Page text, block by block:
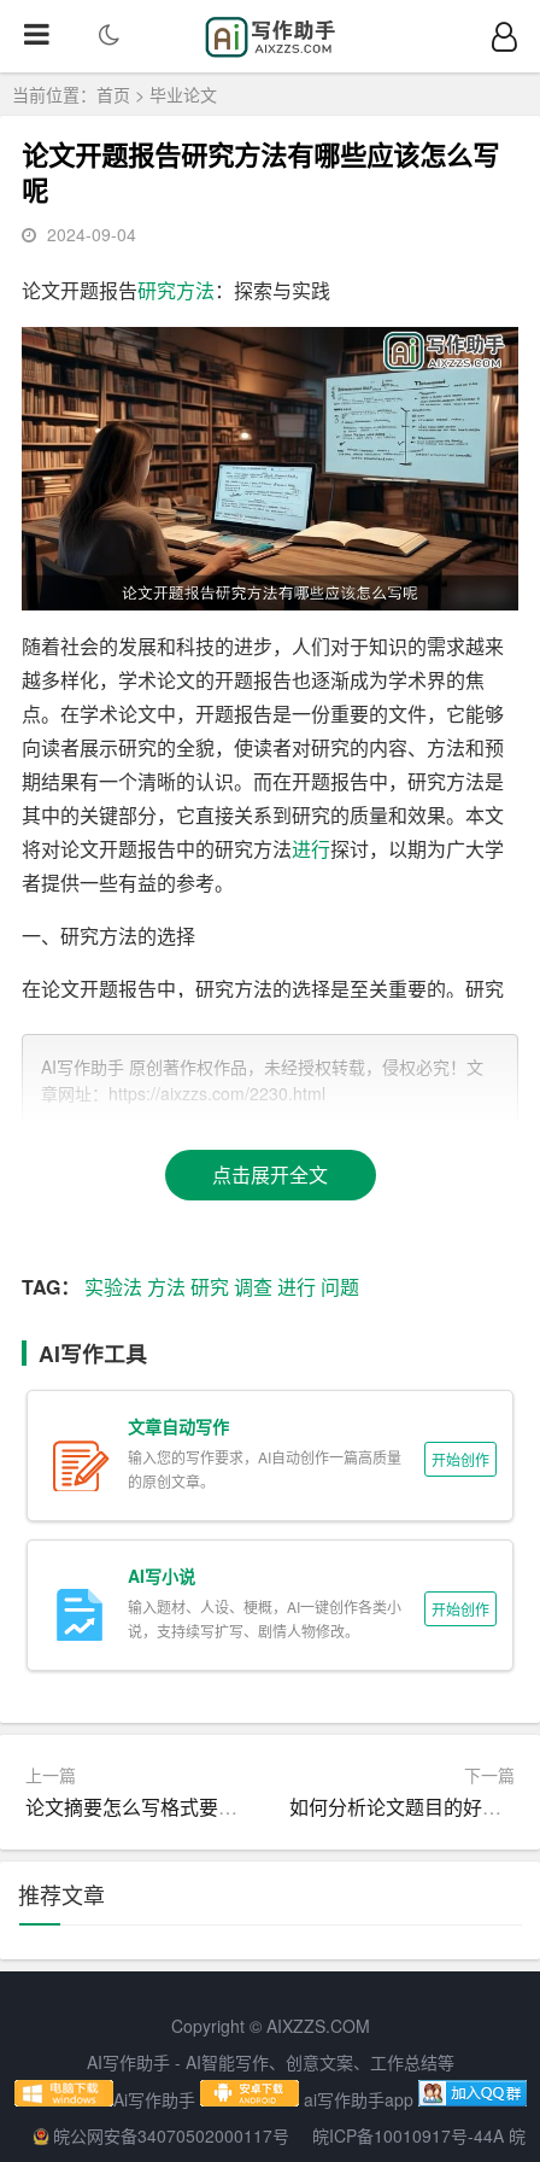
当前位置： 首页 > 毕业论文
论文开题报告研究方法有哪些应该怎么写
呢
2024-09-04
论文开题报告研究方法：探索与实践
随着社会的发展和科技的进步，人们对于知识的需求越来
越多样化，学术论文的开题报告也逐渐成为学术界的焦
点。在学术论文中，开题报告是一份重要的文件，它能够
向读者展示研究的全貌，使读者对研究的内容、方法和预
期结果有一个清晰的认识。而在开题报告中，研究方法是
其中的关键部分，它直接关系到研究的质量和效果。本文
将对论文开题报告中的研究方法进行探讨，以期为广大学
者提供一些有益的参考。
一、研究方法的选择
在论文开题报告中，研究方法的选择是至关重要的。研究
等因素。一般来说，研究方法可以分为定性研究和定量研
究两大类。定性研究主要通过文字、图片、音频和视频等
法、访谈法等；定量研究主要通过数据和统计分析来揭示
事物的数量关系和规律，如调查法、 实验法
1. 方法与研究问题的匹配性：选择的研究方法应能够有效
2. 方法的可靠性和有效性：选择的研究方法应在过去的研
究中表现出良好的可靠性和有效性。
3. 方法的先进性：选择的研究方法应在一定程度上体现学
术界的先进水平，有助于提升研究的创新性。
4. 方法的可行性：在实际操作中，研究方法应在时间和经
费等资源的限制下可行。
二、研究方法的描述
在论文开题报告中，对研究方法的描述应详细、清晰、有
例：
1. 原理：调查法是通过搜集研究对象的现实状况或历史状
况的材料，以了解和研究对象的特性、规律和问题。
2. 操作步骤：
（1）确定调查目的和对象，制定调查计划和提纲；
（2）设计调查工具，如问卷、访谈表等；
（3）实施调查，采用书面、口头或其他形式进行；
AI写作助手 原创著作权作品，未经授权转载，侵权必究！文
章网址：https://aixzzs.com/2230.html
点击展开全文
TAG： 实验法 方法 研究调查进行 问题
AI写作工具
文章自动写作
输入您的写作要求，AI自动创作一篇高质量
的原创文章。
开始创作
AI写小说
输入题材、人设、梗概，AI一键创作各类小
说，支持续写扩写、剧情人物修改。
开始创作
上一篇
论文摘要怎么写格式要求有哪些
下一篇
如何分析论文题目的好坏 什么样的论文题目是好的
推荐文章
Copyright © AIXZZS.COM
AI写作助手 - AI智能写作、创意文案、工作总结等
Ai写作助手
ai写作助手app
皖公网安备34070502000117号
皖ICP备10010917号-44A 皖